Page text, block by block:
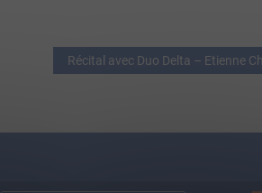
Récital avec Duo Delta – Etienne